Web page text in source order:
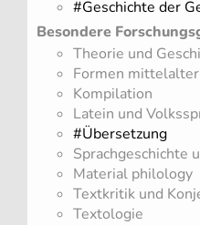
#Geschichte der
Besondere
Theorie und
Formen
Kompilation
Latein und
#Übersetzung
Sprachgeschichte
Material philology
Textkritik und
Textologie